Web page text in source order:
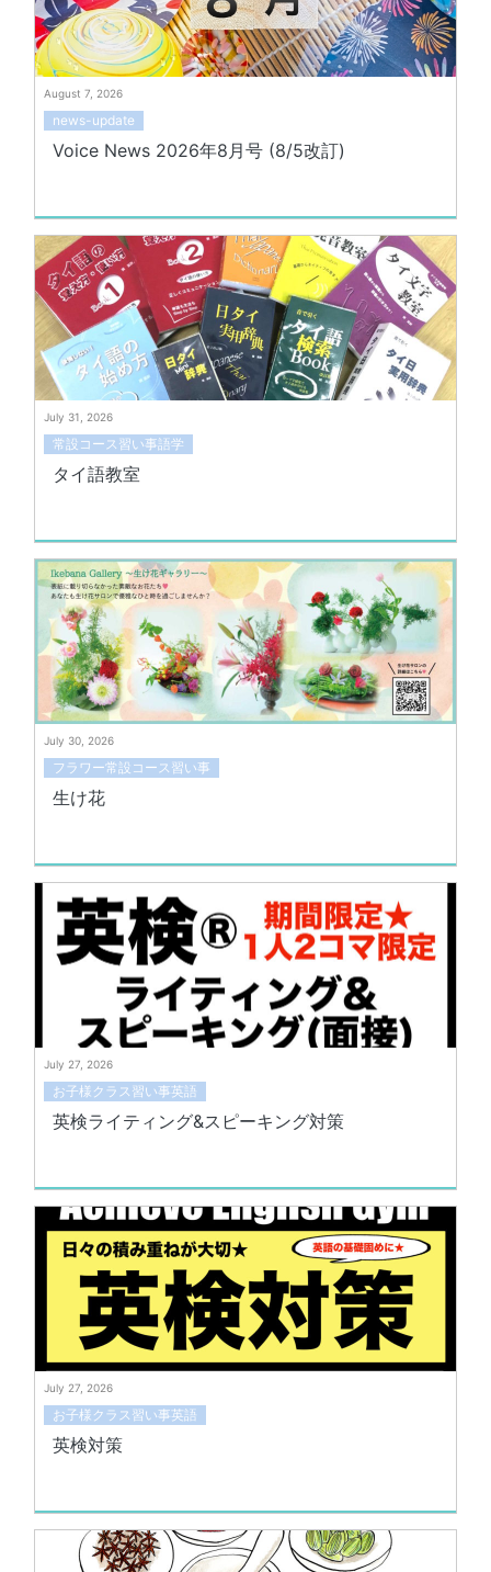
August 7, 2026
news-update
Voice News 2026年8月号 (8/5改訂)
July 31, 2026
常設コース習い事語学
タイ語教室
July 30, 2026
フラワー常設コース習い事
生け花
July 27, 2026
お子様クラス習い事英語
英検ライティング&スピーキング対策
July 27, 2026
お子様クラス習い事英語
英検対策